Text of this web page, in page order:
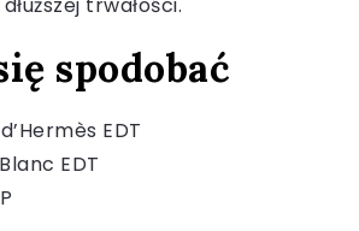
spodobać
EDT
EDT